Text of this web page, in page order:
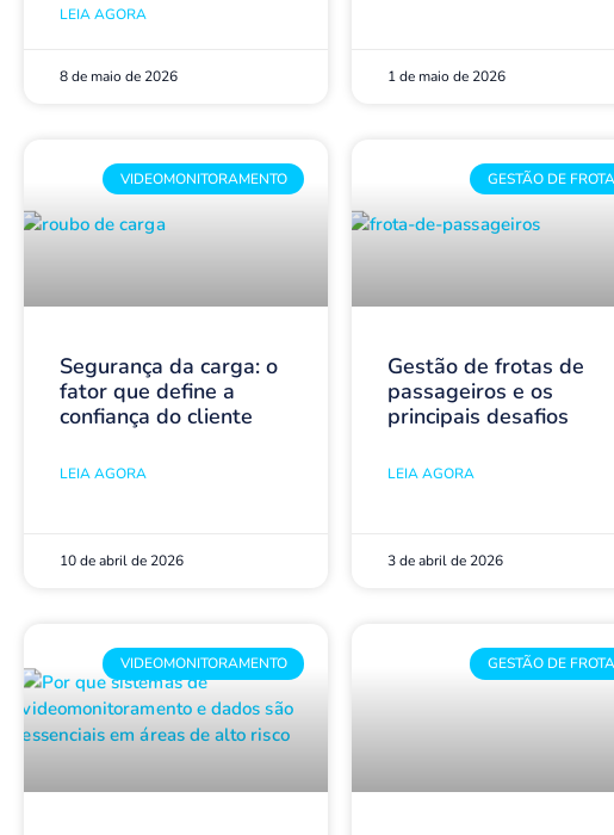
LEIA AGORA
8 de maio de 2026 1 de maio de 2026
VIDEOMONITORAMENTO
Segurança da carga: o
fator que define a
confiança do cliente
LEIA AGORA
10 de abril de 2026
GESTÃO DE FROTA
Gestão de frotas de
passageiros e os
principais desafios
LEIA AGORA
3 de abril de 2026
VIDEOMONITORAMENTO GESTÃO DE FROTA